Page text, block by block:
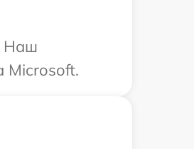
Наш
Microsoft.